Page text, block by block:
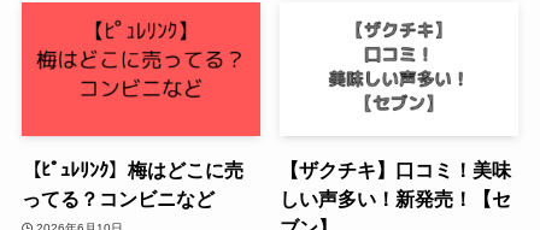
【ﾋﾟｭﾚﾘﾝｸ】梅はどこに売
ってる？コンビニなど
【ザクチキ】口コミ！美味
しい声多い！新発売！【セ